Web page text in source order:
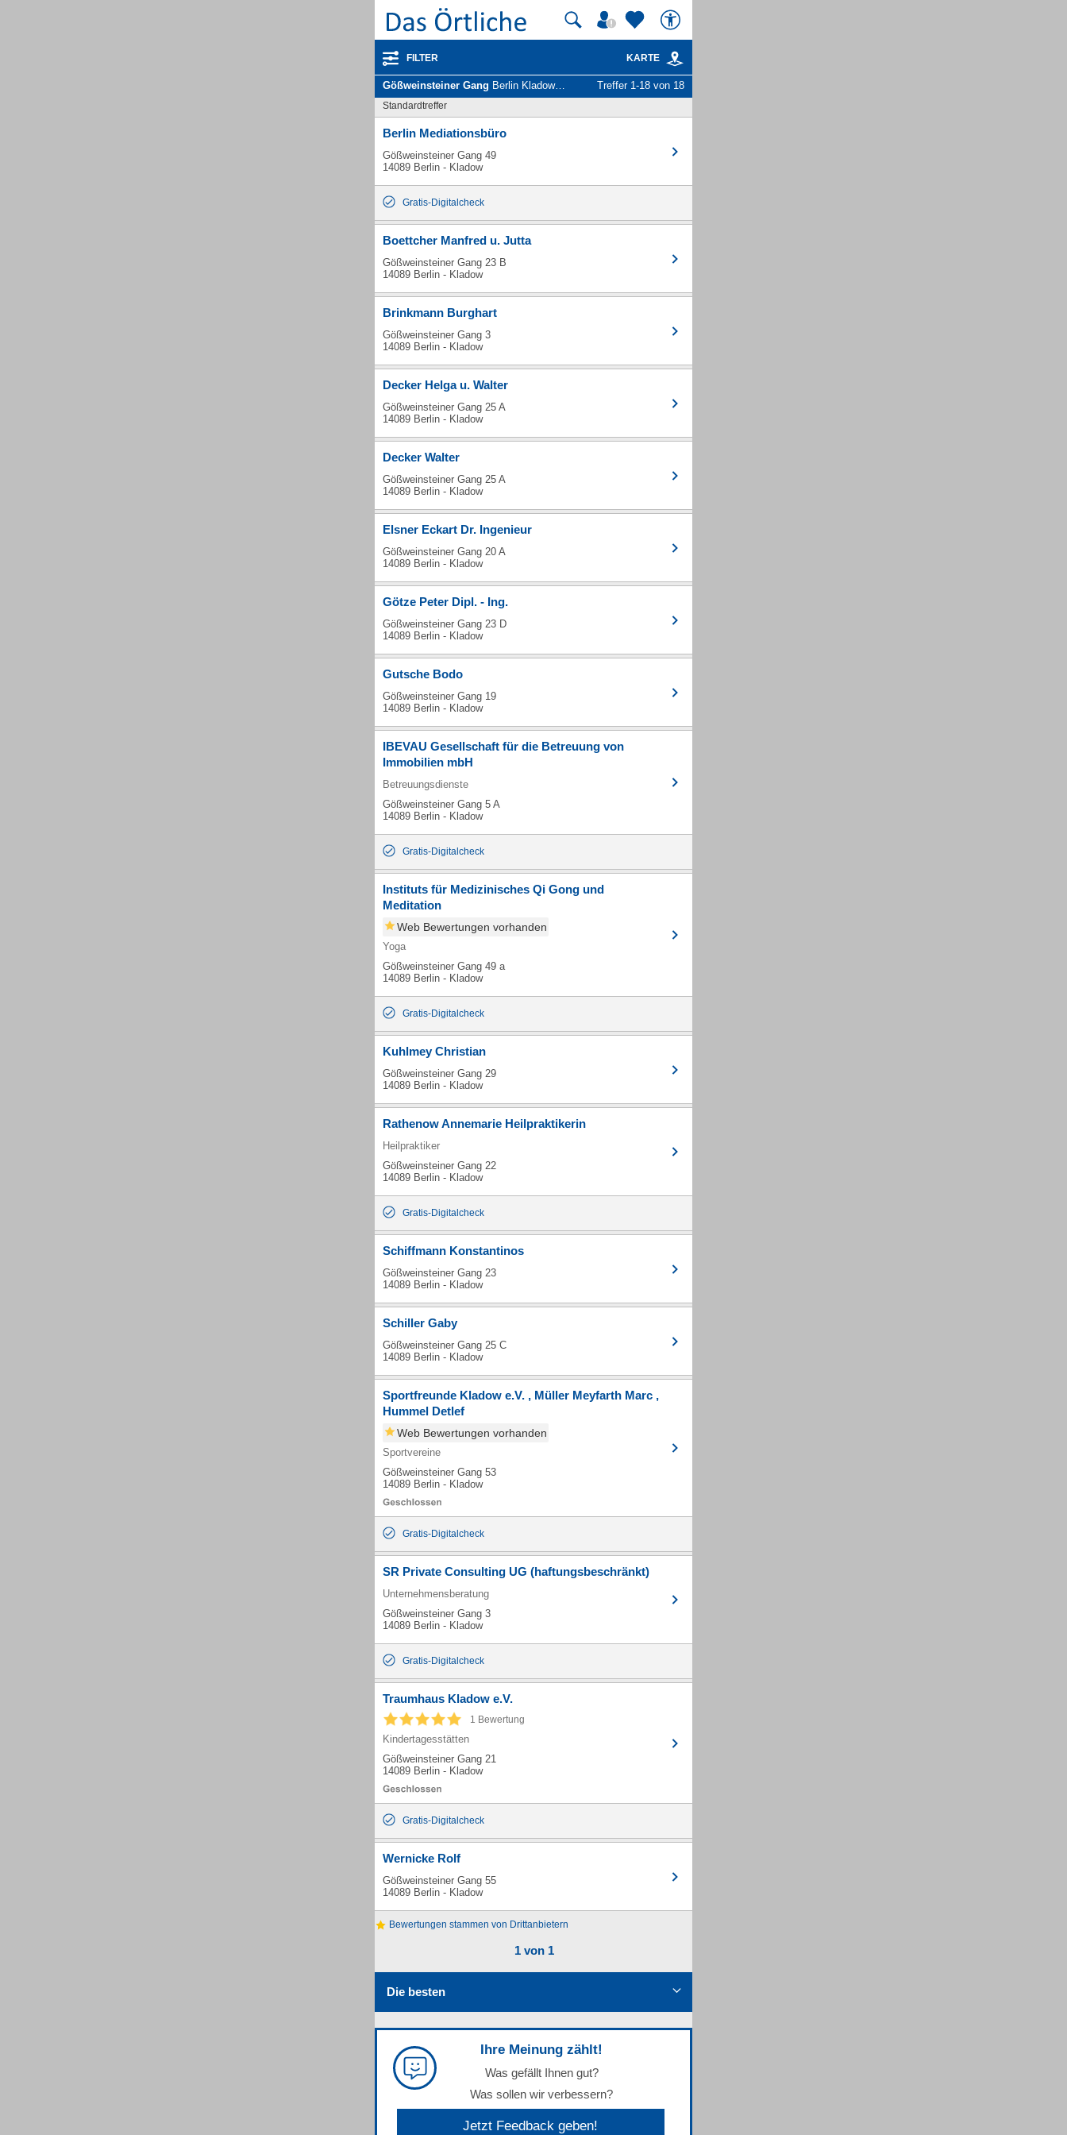
FILTER KARTE
Gößweinsteiner Gang Berlin Kladow - Unternehmen und Personen Treffer 1-18 von 18
Standardtreffer
Berlin Mediationsbüro
Gößweinsteiner Gang 49
14089 Berlin - Kladow
Gratis-Digitalcheck
Boettcher Manfred u. Jutta
Gößweinsteiner Gang 23 B
14089 Berlin - Kladow
Brinkmann Burghart
Gößweinsteiner Gang 3
14089 Berlin - Kladow
Decker Helga u. Walter
Gößweinsteiner Gang 25 A
14089 Berlin - Kladow
Decker Walter
Gößweinsteiner Gang 25 A
14089 Berlin - Kladow
Elsner Eckart Dr. Ingenieur
Gößweinsteiner Gang 20 A
14089 Berlin - Kladow
Götze Peter Dipl. - Ing.
Gößweinsteiner Gang 23 D
14089 Berlin - Kladow
Gutsche Bodo
Gößweinsteiner Gang 19
14089 Berlin - Kladow
IBEVAU Gesellschaft für die Betreuung von
Immobilien mbH
Betreuungsdienste
Gößweinsteiner Gang 5 A
14089 Berlin - Kladow
Gratis-Digitalcheck
Instituts für Medizinisches Qi Gong und
Meditation
Web Bewertungen vorhanden
Yoga
Gößweinsteiner Gang 49 a
14089 Berlin - Kladow
Gratis-Digitalcheck
Kuhlmey Christian
Gößweinsteiner Gang 29
14089 Berlin - Kladow
Rathenow Annemarie Heilpraktikerin
Heilpraktiker
Gößweinsteiner Gang 22
14089 Berlin - Kladow
Gratis-Digitalcheck
Schiffmann Konstantinos
Gößweinsteiner Gang 23
14089 Berlin - Kladow
Schiller Gaby
Gößweinsteiner Gang 25 C
14089 Berlin - Kladow
Sportfreunde Kladow e.V. , Müller Meyfarth Marc ,
Hummel Detlef
Web Bewertungen vorhanden
Sportvereine
Gößweinsteiner Gang 53
14089 Berlin - Kladow
Gratis-Digitalcheck
SR Private Consulting UG (haftungsbeschränkt)
Unternehmensberatung
Gößweinsteiner Gang 3
14089 Berlin - Kladow
Gratis-Digitalcheck
Traumhaus Kladow e.V.
1 Bewertung
Kindertagesstätten
Gößweinsteiner Gang 21
14089 Berlin - Kladow
Gratis-Digitalcheck
Wernicke Rolf
Gößweinsteiner Gang 55
14089 Berlin - Kladow
Bewertungen stammen von Drittanbietern
1 von 1
Die besten
Ihre Meinung zählt!
Was gefällt Ihnen gut?
Was sollen wir verbessern?
Jetzt Feedback geben!